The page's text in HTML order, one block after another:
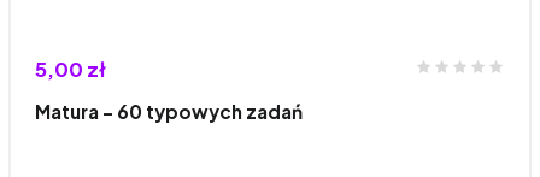
5,00 zł
Matura - 60 typowych zadań